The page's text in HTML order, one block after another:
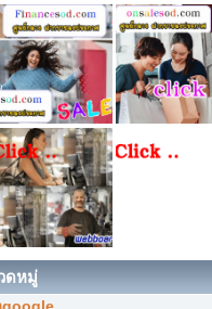
ดหมู่